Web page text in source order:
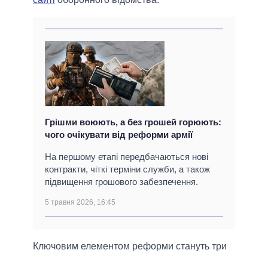
Грішми воюють, а без грошей горюють:
чого очікувати від реформи армії
На першому етапі передбачаються нові
контракти, чіткі терміни служби, а також
підвищення грошового забезпечення.
5 травня 2026, 16:45
Ключовим елементом реформи стануть три